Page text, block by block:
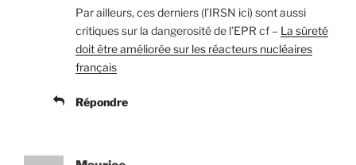
Par ailleurs, ces derniers (l’IRSN ici) sont aussi
critiques sur la dangerosité de l’EPR cf – La sûreté
doit être améliorée sur les réacteurs nucléaires
français
Répondre